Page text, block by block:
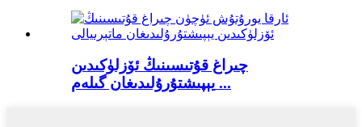
چىراغ قۇتىسىنىڭ ئۆزلۈكىدىن
يېپىشتۇرۇلىدىغان گىلەم ...